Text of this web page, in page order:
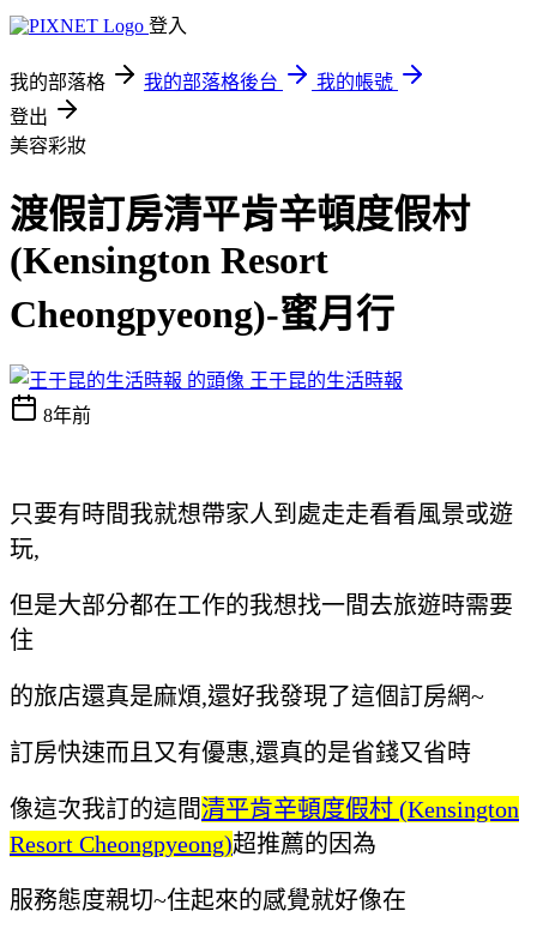
登入
我的部落格 我的部落格後台
我的帳號
登出
美容彩妝
渡假訂房清平肯辛頓度假村
(Kensington Resort
Cheongpyeong)-蜜月行
王于昆的生活時報
8年前
只要有時間我就想帶家人到處走走看看風景或遊
玩,
但是大部分都在工作的我想找一間去旅遊時需要
住
的旅店還真是麻煩,還好我發現了這個訂房網~
訂房快速而且又有優惠,還真的是省錢又省時
像這次我訂的這間清平肯辛頓度假村 (Kensington
Resort Cheongpyeong)超推薦的因為
服務態度親切~住起來的感覺就好像在